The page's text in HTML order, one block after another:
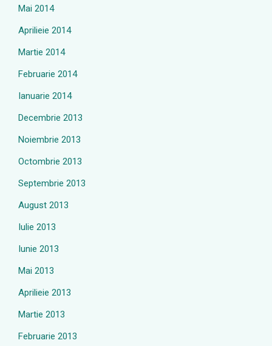
Mai 2014
Aprilieie 2014
Martie 2014
Februarie 2014
Ianuarie 2014
Decembrie 2013
Noiembrie 2013
Octombrie 2013
Septembrie 2013
August 2013
Iulie 2013
Iunie 2013
Mai 2013
Aprilieie 2013
Martie 2013
Februarie 2013